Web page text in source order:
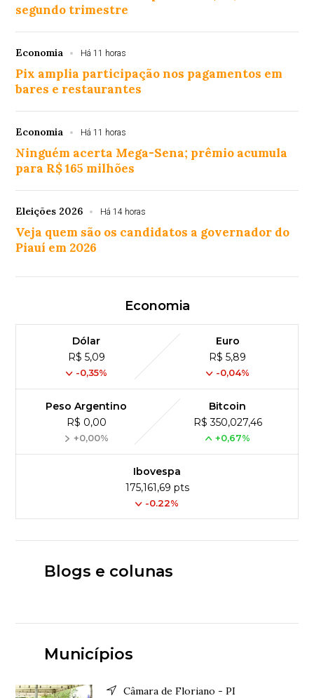
segundo trimestre
Economia Há 11 horas
Pix amplia participação nos pagamentos em
bares e restaurantes
Economia Há 11 horas
Ninguém acerta Mega-Sena; prêmio acumula
para R$ 165 milhões
Eleições 2026 Há 14 horas
Veja quem são os candidatos a governador do
Piauí em 2026
Economia
Dólar
R$ 5,09
-0,35%
Euro
R$ 5,89
-0,04%
Peso Argentino
R$ 0,00
+0,00%
Bitcoin
R$ 350,027,46
+0,67%
Ibovespa
175,161,69 pts
-0.22%
Blogs e colunas
Municípios
Câmara de Floriano - PI